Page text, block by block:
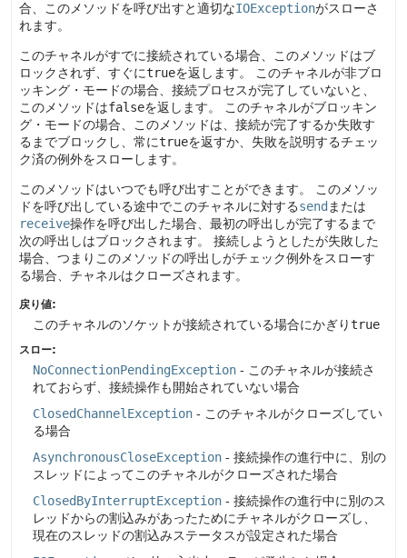
合、このメソッドを呼び出すと適切なIOExceptionがスローさ
れます。
このチャネルがすでに接続されている場合、このメソッドはブ
ロックされず、すぐにtrueを返します。
このチャネルが非ブロ
ッキング・モードの場合、接続プロセスが完了していないと、
このメソッドはfalseを返します。
このチャネルがブロッキン
グ・モードの場合、このメソッドは、接続が完了するか失敗す
るまでブロックし、常にtrueを返すか、失敗を説明するチェッ
ク済の例外をスローします。
このメソッドはいつでも呼び出すことができます。
このメソッ
ドを呼び出している途中でこのチャネルに対するsend または
receive操作を呼び出した場合、最初の呼出しが完了するまで
次の呼出しはブロックされます。
接続しようとしたが失敗した
場合、つまりこのメソッドの呼出しがチェック例外をスローす
る場合、チャネルはクローズされます。
戻り値:
このチャネルのソケットが接続されている場合にかぎりtrue
スロー:
NoConnectionPendingException - このチャネルが接続さ
れておらず、接続操作も開始されていない場合
ClosedChannelException - このチャネルがクローズしてい
る場合
AsynchronousCloseException - 接続操作の進行中に、別の
スレッドによってこのチャネルがクローズされた場合
ClosedByInterruptException - 接続操作の進行中に別のス
レッドからの割込みがあったためにチャネルがクローズし、
現在のスレッドの割込みステータスが設定された場合